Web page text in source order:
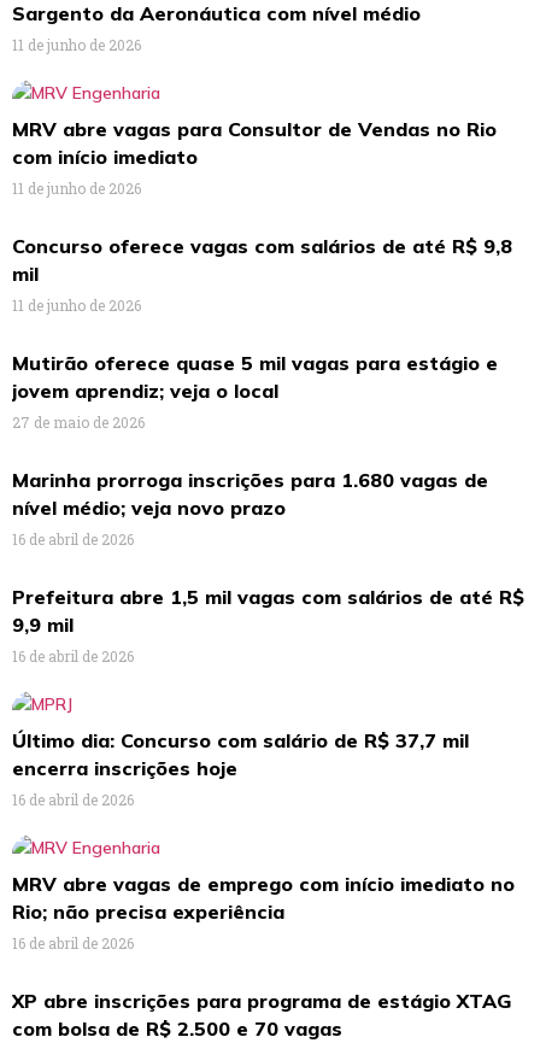
Sargento da Aeronáutica com nível médio
11 de junho de 2026
MRV abre vagas para Consultor de Vendas no Rio
com início imediato
11 de junho de 2026
Concurso oferece vagas com salários de até R$ 9,8
mil
11 de junho de 2026
Mutirão oferece quase 5 mil vagas para estágio e
jovem aprendiz; veja o local
27 de maio de 2026
Marinha prorroga inscrições para 1.680 vagas de
nível médio; veja novo prazo
16 de abril de 2026
Prefeitura abre 1,5 mil vagas com salários de até R$
9,9 mil
16 de abril de 2026
Último dia: Concurso com salário de R$ 37,7 mil
encerra inscrições hoje
16 de abril de 2026
MRV abre vagas de emprego com início imediato no
Rio; não precisa experiência
16 de abril de 2026
XP abre inscrições para programa de estágio XTAG
com bolsa de R$ 2.500 e 70 vagas